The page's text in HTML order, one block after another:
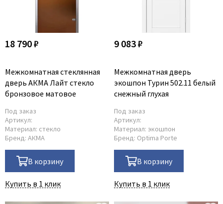
18 790 ₽
Межкомнатная стеклянная
дверь АКМА Лайт стекло
бронзовое матовое
Под заказ
Артикул:
Материал: стекло
Бренд: АКМА
В корзину
Купить в 1 клик
9 083 ₽
Межкомнатная дверь
экошпон Турин 502.11 белый
снежный глухая
Под заказ
Артикул:
Материал: экошпон
Бренд: Optima Porte
В корзину
Купить в 1 клик